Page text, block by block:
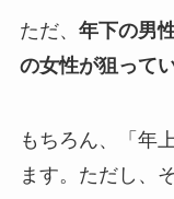
ただ、 年下の男
の女性が狙って
もちろん、「年
ます。ただし、